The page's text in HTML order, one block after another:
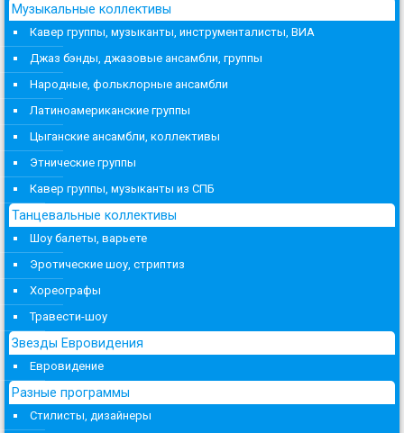
Музыкальные коллективы
Кавер группы, музыканты, инструменталисты, ВИА
Джаз бэнды, джазовые ансамбли, группы
Народные, фольклорные ансамбли
Латиноамериканские группы
Цыганские ансамбли, коллективы
Этнические группы
Кавер группы, музыканты из СПБ
Танцевальные коллективы
Шоу балеты, варьете
Эротические шоу, стриптиз
Хореографы
Травести-шоу
Звезды Евровидения
Евровидение
Разные программы
Стилисты, дизайнеры